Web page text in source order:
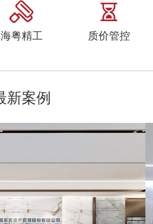
海粤精工 质价管控
新案例